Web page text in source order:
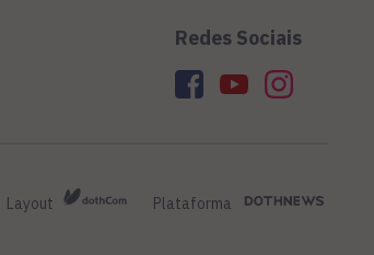
Redes Sociais
Layout Plataforma